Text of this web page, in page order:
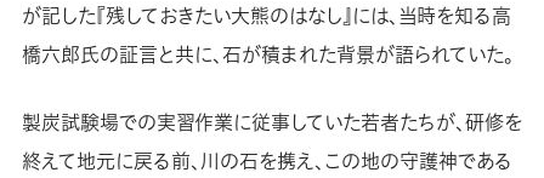
が記した『残しておきたい大熊のはなし』には、当時を知る高
橋六郎氏の証言と共に、石が積まれた背景が語られていた。
製炭試験場での実習作業に従事していた若者たちが、研修を
終えて地元に戻る前、川の石を携え、この地の守護神である